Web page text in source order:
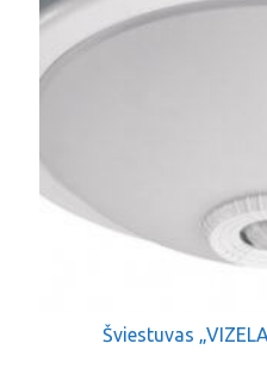
Šviestuvas